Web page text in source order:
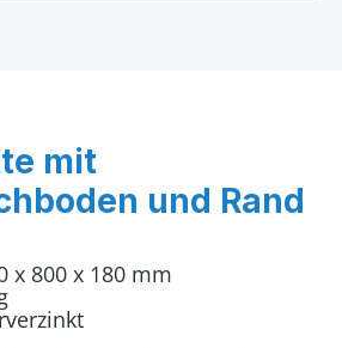
mit
und Rand
x 800 x 180 mm